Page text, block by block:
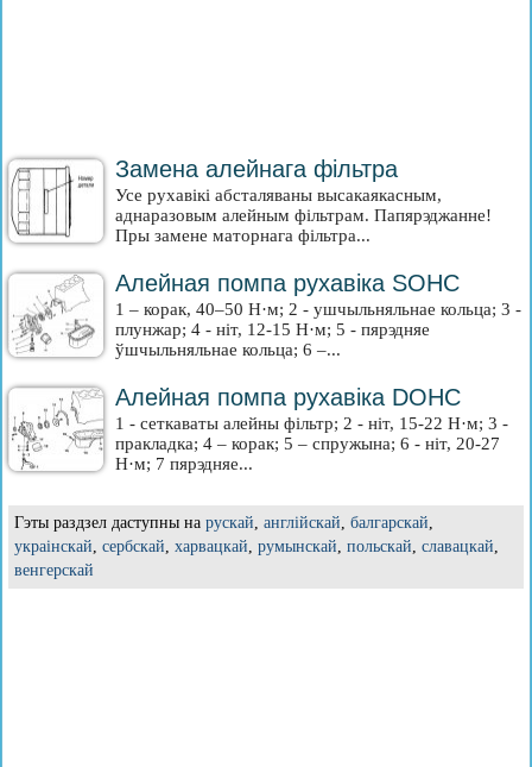
Замена алейнага фільтра
Усе рухавікі абсталяваны высакаякасным,
аднаразовым алейным фільтрам. Папярэджанне!
Пры замене маторнага фільтра...
Алейная помпа рухавіка SOHC
1 – корак, 40–50 Н·м; 2 - ушчыльняльнае кольца; 3 -
плунжар; 4 - ніт, 12-15 Н·м; 5 - пярэдняе
ўшчыльняльнае кольца; 6 –...
Алейная помпа рухавіка DOHC
1 - сеткаваты алейны фільтр; 2 - ніт, 15-22 Н·м; 3 -
пракладка; 4 – корак; 5 – спружына; 6 - ніт, 20-27
Н·м; 7 пярэдняе...
Гэты раздзел даступны на рускай, англійскай, балгарскай,
украінскай, сербскай, харвацкай, румынскай, польскай, славацкай,
венгерскай